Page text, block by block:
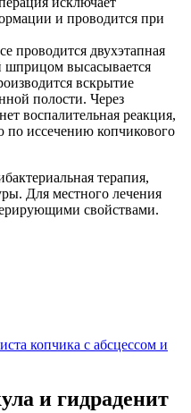
и проводится при
проводится двухэтапная
шприцом высасывается
вскрытие
полости. Через
воспалительная реакция,
иссечению копчикового
терапия,
Для местного лечения
свойствами.
копчика с абсцессом и
и гидраденит